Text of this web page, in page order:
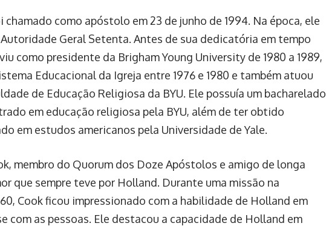
chamado como apóstolo em 23 de junho de 1994. Na época, ele
Geral Setenta. Antes de sua dedicatória em tempo
como presidente da Brigham Young University de 1980 a 1989,
Educacional da Igreja entre 1976 e 1980 e também atuou
de Educação Religiosa da BYU. Ele possuía um bacharelado
em educação religiosa pela BYU, além de ter obtido
em estudos americanos pela Universidade de Yale.
membro do Quorum dos Doze Apóstolos e amigo de longa
que sempre teve por Holland. Durante uma missão na
Cook ficou impressionado com a habilidade de Holland em
com as pessoas. Ele destacou a capacidade de Holland em